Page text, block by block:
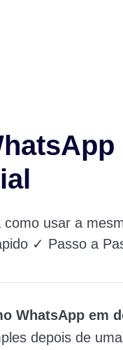
usar a
✓ Passo a
WhatsApp em
depois de uma